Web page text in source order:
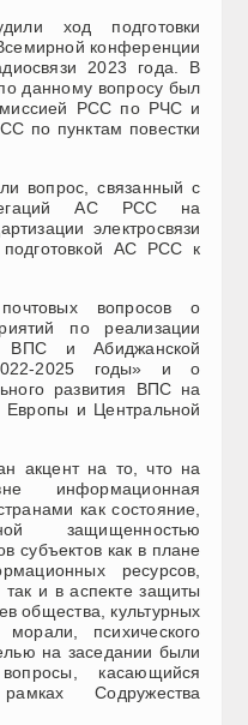
ход подготовки
конференции
2023 года. В
данному вопросу был
РСС по РЧС и
по пунктам повестки
вопрос, связанный с
АС РСС на
электросвязи
АС РСС к
вопросов о
по реализации
ВПС и Абиджанской
2025 годы» и о
развития ВПС на
и Центральной
акцент на то, что на
информационная
как состояние,
защищенностью
субъектов как в плане
ресурсов,
так и в аспекте защиты
общества, культурных
морали, психического
на заседании были
касающийся
Содружества